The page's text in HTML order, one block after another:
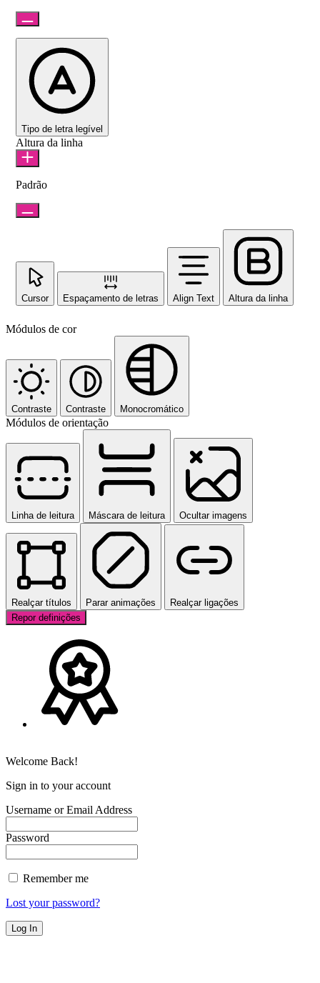
Tipo de letra legível
Altura da linha
Padrão
Cursor Espaçamento de letras Align Text Altura da linha
Módulos de cor
Contraste Contraste Monocromático
Módulos de orientação
Linha de leitura Máscara de leitura Ocultar imagens
Realçar títulos Parar animações
Realçar ligações
Repor definições
Welcome Back!
Sign in to your account
Username or Email Address
Password
Remember me
Lost your password?